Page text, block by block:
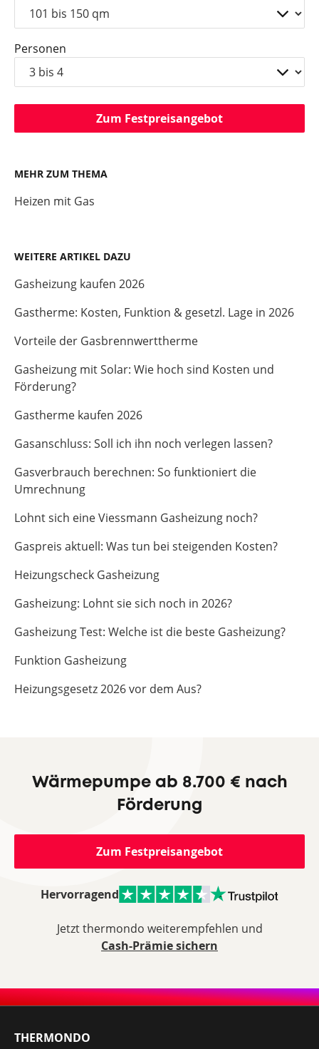
Personen
Zum Festpreisangebot
MEHR ZUM THEMA
Heizen mit Gas
WEITERE ARTIKEL DAZU
Gasheizung kaufen 2026
Gastherme: Kosten, Funktion & gesetzl. Lage in 2026
Vorteile der Gasbrennwerttherme
Gasheizung mit Solar: Wie hoch sind Kosten und
Förderung?
Gastherme kaufen 2026
Gasanschluss: Soll ich ihn noch verlegen lassen?
Gasverbrauch berechnen: So funktioniert die
Umrechnung
Lohnt sich eine Viessmann Gasheizung noch?
Gaspreis aktuell: Was tun bei steigenden Kosten?
Heizungscheck Gasheizung
Gasheizung: Lohnt sie sich noch in 2026?
Gasheizung Test: Welche ist die beste Gasheizung?
Funktion Gasheizung
Heizungsgesetz 2026 vor dem Aus?
Wärmepumpe ab 8.700 € nach
Förderung
Zum Festpreisangebot
Hervorragend
Jetzt thermondo weiterempfehlen und
Cash-Prämie sichern
THERMONDO